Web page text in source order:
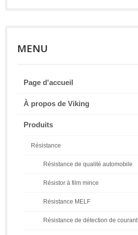
MENU
Page d'accueil
À propos de Viking
Produits
Résistance
Résistance de qualité automobile
Résistor à film mince
Résistance MELF
Résistance de détection de courant